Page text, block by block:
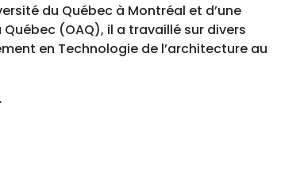
du Québec à Montréal et d’une
(OAQ), il a travaillé sur divers
en Technologie de l’architecture au